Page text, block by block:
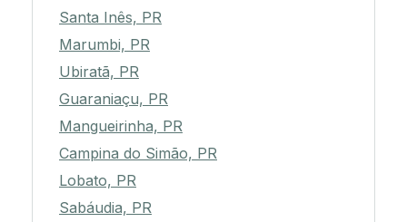
Santa Inês, PR
Marumbi, PR
Ubiratã, PR
Guaraniaçu, PR
Mangueirinha, PR
Campina do Simão, PR
Lobato, PR
Sabáudia, PR